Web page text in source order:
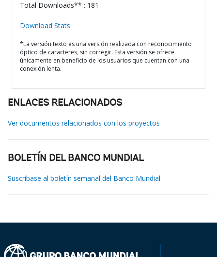
Total Downloads** : 181
Download Stats
*La versión texto es una versión realizada con reconocimiento
óptico de caracteres, sin corregir. Esta versión se ofrece
únicamente en beneficio de los usuarios que cuentan con una
conexión lenta.
ENLACES RELACIONADOS
Ver documentos relacionados con los proyectos
BOLETÍN DEL BANCO MUNDIAL
Suscríbase al boletín semanal del Banco Mundial